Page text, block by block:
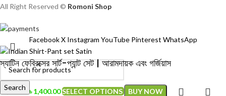
All Right Reserved © Romoni Shop
Search
Facebook X Instagram YouTube Pinterest WhatsApp
স্যাটিন ফেব্রিক্সের সার্ট-প্যান্ট সেট | আরামদায়ক এবং গর্জিয়াস
৳ 1,700.00 ৳1,400.00SELECT OPTIONS BUY NOW